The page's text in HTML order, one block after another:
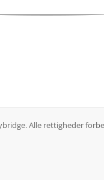
Alle rettigheder